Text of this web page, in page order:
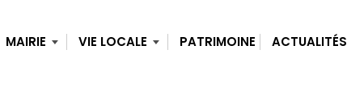
MAIRIE VIE LOCALE PATRIMOINE ACTUALITÉS